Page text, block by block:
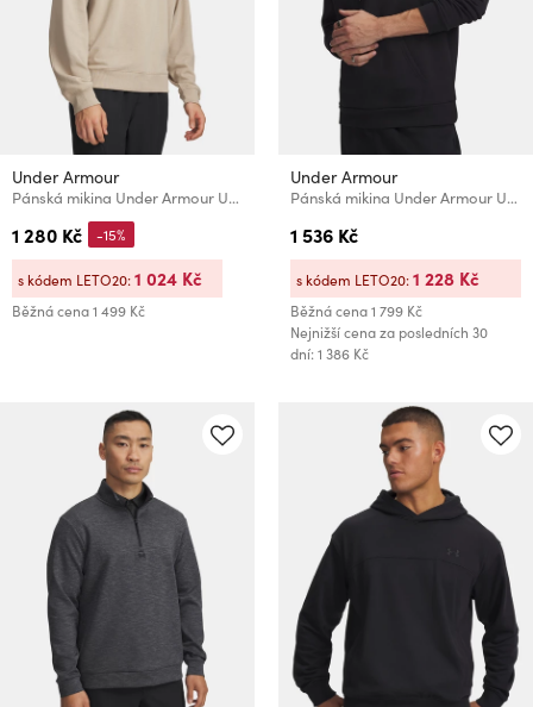
Under Armour
Pánská mikina Under Armour UA Rival LW Crew
1 280 Kč
Běžná cena1 499 Kč
-15%
s kódem LETO20:1 024 Kč
Under Armour
Pánská mikina Under Armour UA Essential Fleece Hoodie
1 536 Kč
Běžná cena1 799 Kč
Nejnižší cena za posledních 30
dní: 1 386 Kč
s kódem LETO20:1 228 Kč